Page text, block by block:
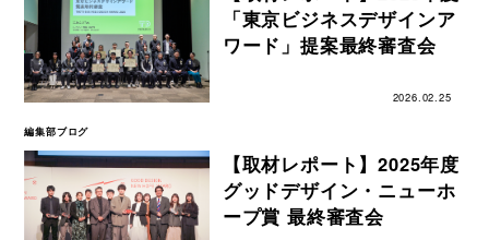
「東京ビジネスデザインア
ワード」提案最終審査会
2026.02.25
編集部ブログ
【取材レポート】2025年度
グッドデザイン・ニューホ
ープ賞 最終審査会